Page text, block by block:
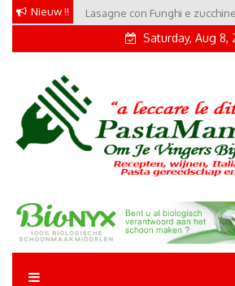
Skip
content
Nieuw !! Lasagne con Funghi e zucchine
Saturday, Aug 8,
Pastarecepten om je vingers bij af te